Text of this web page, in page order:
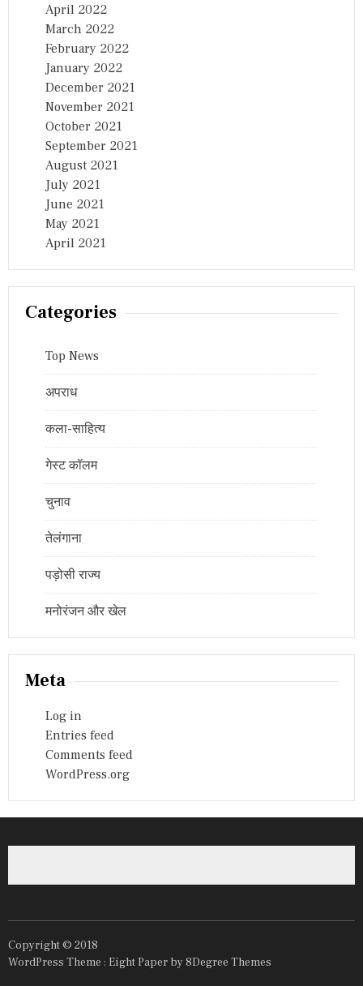
April 2022
March 2022
February 2022
January 2022
December 2021
November 2021
October 2021
September 2021
August 2021
July 2021
June 2021
May 2021
April 2021
Categories
Top News
अपराध
कला-साहित्य
गेस्ट कॉलम
चुनाव
तेलंगाना
पड़ोसी राज्य
मनोरंजन और खेल
Meta
Log in
Entries feed
Comments feed
WordPress.org
Copyright © 2018
WordPress Theme : Eight Paper by 8Degree Themes